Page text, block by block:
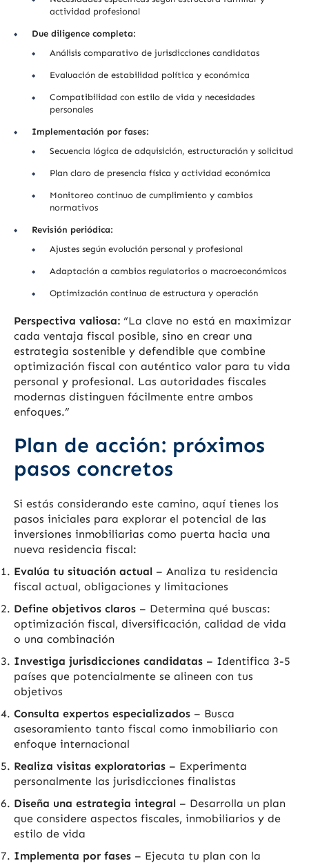
actividad profesional
Due diligence completa:
Análisis comparativo de jurisdicciones candidatas
Evaluación de estabilidad política y económica
Compatibilidad con estilo de vida y necesidades
personales
Implementación por fases:
Secuencia lógica de adquisición, estructuración y solicitud
Plan claro de presencia física y actividad económica
Monitoreo continuo de cumplimiento y cambios
normativos
Revisión periódica:
Ajustes según evolución personal y profesional
Adaptación a cambios regulatorios o macroeconómicos
Optimización continua de estructura y operación
Perspectiva valiosa: “La clave no está en maximizar
cada ventaja fiscal posible, sino en crear una
estrategia sostenible y defendible que combine
optimización fiscal con auténtico valor para tu vida
personal y profesional. Las autoridades fiscales
modernas distinguen fácilmente entre ambos
enfoques.”
Plan de acción: próximos
pasos concretos
Si estás considerando este camino, aquí tienes los
pasos iniciales para explorar el potencial de las
inversiones inmobiliarias como puerta hacia una
nueva residencia fiscal:
Evalúa tu situación actual – Analiza tu residencia
fiscal actual, obligaciones y limitaciones
Define objetivos claros – Determina qué buscas:
optimización fiscal, diversificación, calidad de vida
o una combinación
Investiga jurisdicciones candidatas – Identifica 3-5
países que potencialmente se alineen con tus
objetivos
Consulta expertos especializados – Busca
asesoramiento tanto fiscal como inmobiliario con
enfoque internacional
Realiza visitas exploratorias – Experimenta
personalmente las jurisdicciones finalistas
Diseña una estrategia integral – Desarrolla un plan
que considere aspectos fiscales, inmobiliarios y de
estilo de vida
Implementa por fases – Ejecuta tu plan con la